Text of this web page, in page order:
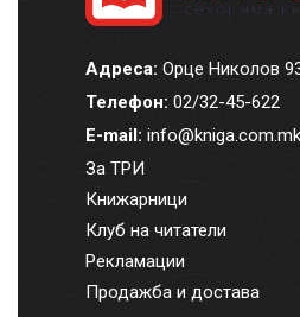
Адреса: Орце Николов
Телефон: 02/32-45-622
E-mail: info@kniga.com.mk
За ТРИ
Книжарници
Клуб на читатели
Рекламации
Продажба и достава